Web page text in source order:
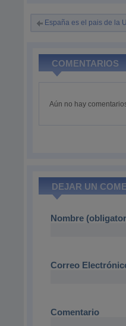
España es el pais de la
COMENTARIOS
Aún no hay
DEJAR UN
Nombre
Correo
Comentario